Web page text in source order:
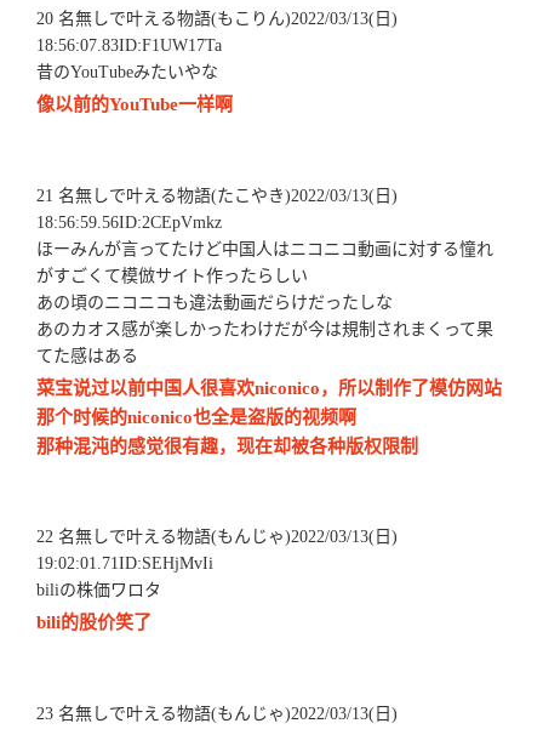
20 名無しで叶える物語(もこりん)2022/03/13(日)
18:56:07.83ID:F1UW17Ta
昔のYouTubeみたいやな
像以前的YouTube一样啊
21 名無しで叶える物語(たこやき)2022/03/13(日)
18:56:59.56ID:2CEpVmkz
ほーみんが言ってたけど中国人はニコニコ動画に対する憧れ
がすごくて模倣サイト作ったらしい
あの頃のニコニコも違法動画だらけだったしな
あのカオス感が楽しかったわけだが今は規制されまくって果
てた感はある
菜宝说过以前中国人很喜欢niconico，所以制作了模仿网站
那个时候的niconico也全是盗版的视频啊
那种混沌的感觉很有趣，现在却被各种版权限制
22 名無しで叶える物語(もんじゃ)2022/03/13(日)
19:02:01.71ID:SEHjMvIi
biliの株価ワロタ
bili的股价笑了
23 名無しで叶える物語(もんじゃ)2022/03/13(日)